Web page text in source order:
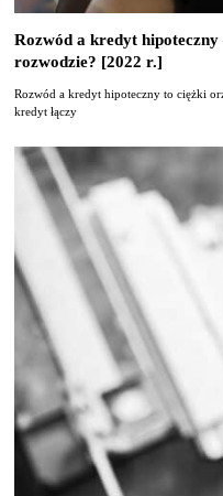
Rozwód a kredyt
rozwodzie? [2022 r.]
Rozwód a kredyt hipoteczny to ciężki
kredyt łączy